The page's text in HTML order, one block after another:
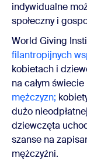
indywidualne
społeczny i
World Giving
filantropijnych
kobietach i
na całym
mężczyzn;
dużo
dziewczęta
szanse na
mężczyźni.